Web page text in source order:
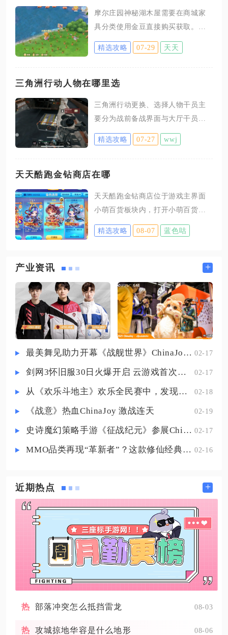
摩尔庄园神秘湖木屋需要在商城家
具分类使用金豆直接购买获取。这
套房屋属于魔法小屋系列外观，没
有任务解锁、钓鱼兑换或者NPC赠
径，部分玩家容易混淆神秘湖木屋
获取路径完全独立，不能通过汤米
建设署收集材料打造神秘湖木屋，
也不存在神秘湖钓鱼触发隐藏任务
标签页，在小屋外观合集板块找到
魔法小屋分类，就能浏览神秘湖木
屋，确认自身持有的金豆数量满足
精选攻略 07-29 天天
三角洲行动人物在哪里选
三角洲行动更换、选择人物干员主
要分为战前备战界面与大厅干员档
案入口两个渠道，新手需完成完整
新手教程才能解锁干员系统，未走
口。先讲解大厅常驻人物选择入
功能栏会显示干员专属图标，点击
图标直接跳转全部人物档案页面，
页面左侧纵向排列所有已解锁与待
面右侧同步展示对应干员的主动技
能、被动效果与战术道具。未解锁
的干员头像会带有锁定标识，选中
后右下角弹出招募按钮，可通过完
成
精选攻略 07-27 wwj
天天酷跑金钻商店在哪
天天酷跑金钻商店位于游戏主界面
小萌百货板块内，打开小萌百货后
选择金钻商城入口，即可进入金钻
商店。登录游戏抵达主界面后，先
标，点击图标进入百货主页面，页
金钻商城的选项点击跳转，就能成
功进入金钻商店。不少玩家容易将
金钻商店与神秘商店、积分商城混
淆，神秘商店主要流通七彩石与钻
石，积分商城依靠积分兑换道具，
用金钻进行道具兑换，无法使用钻
石、积分、七彩石直接消费，搜寻
精选攻略 08-07 蓝色咕
产业资讯 +
最美舞见助力开幕《战舰世界》ChinaJoy首日精彩碰撞 02-17
剑网3怀旧服30日火爆开启 云游戏首次亮相CJ打造舒适畅玩体验 02-17
从《欢乐斗地主》欢乐全民赛中，发现拓盘全民电竞的新蓝海 02-18
《战意》热血ChinaJoy 激战连天 02-19
史诗魔幻策略手游《征战纪元》参展ChinaJoy，SLG与放置融合玩法来袭 02-17
MMO品类再现“革新者”？这款修仙经典IP产品在尝试破局 02-16
近期热点 +
部落冲突怎么抵挡雷龙 08-03
攻城掠地华容是什么地形 08-06